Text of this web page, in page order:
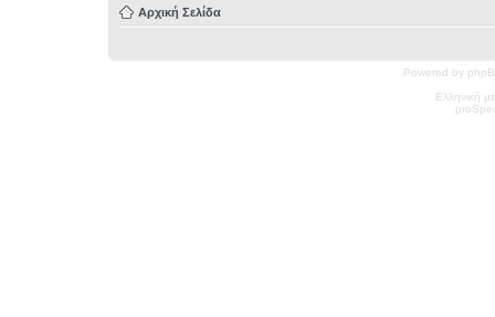
Αρχική Σελίδα
Powered by
Ελληνική
pro